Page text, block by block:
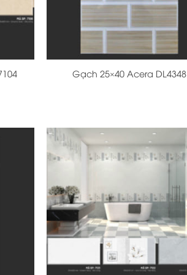
Gạch 25×40 Acera DL4348